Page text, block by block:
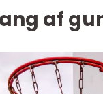
af